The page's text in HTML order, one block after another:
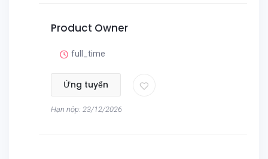
Product Owner
full_time
Ứng tuyển
Hạn nộp: 23/12/2026